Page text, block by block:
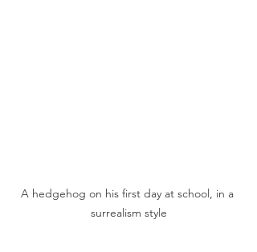
A hedgehog on his first day at school, in a
surrealism style